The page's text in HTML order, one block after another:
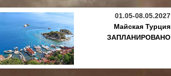
01.05-08.05.2027
Майская Турция
ЗАПЛАНИРОВАНО